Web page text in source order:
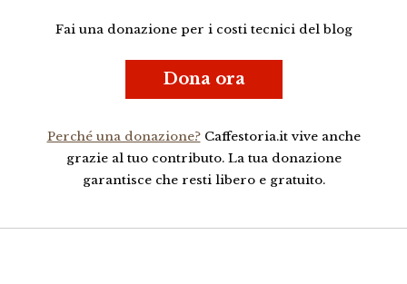
Fai una donazione per i costi tecnici del blog
Dona ora
Perché una donazione?Caffestoria.it vive anche
grazie al tuo contributo. La tua donazione
garantisce che resti libero e gratuito.